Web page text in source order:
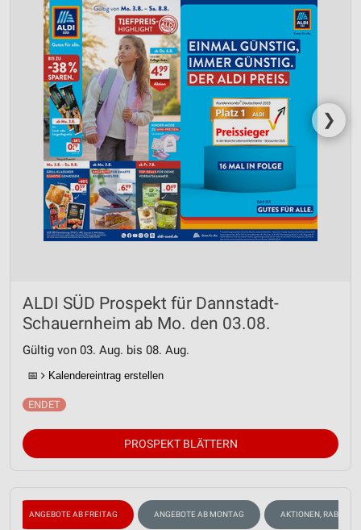
❯
ALDI SÜD Prospekt für Dannstadt-
Schauernheim ab Mo. den 03.08.
Gültig von 03. Aug. bis 08. Aug.
📅 Kalendereintrag erstellen
PROSPEKT BLÄTTERN
ANGEBOTE AB FREITAG ANGEBOTE AB MONTAG AKTIONEN, RABATTE